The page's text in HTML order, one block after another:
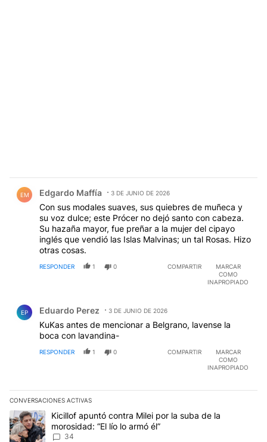
EM Edgardo Maffía 3 DE JUNIO DE 2026
Con sus modales suaves, sus quiebres de muñeca y
su voz dulce; este Prócer no dejó santo con cabeza.
Su hazaña mayor, fue preñar a la mujer del cipayo
inglés que vendió las Islas Malvinas; un tal Rosas. Hizo
otras cosas.
RESPONDER 1 0 COMPARTIR
MARCAR
COMO
INAPROPIADO
EP Eduardo Perez 3 DE JUNIO DE 2026
KuKas antes de mencionar a Belgrano, lavense la
boca con lavandina-
RESPONDER 1 0 COMPARTIR
MARCAR
COMO
INAPROPIADO
CONVERSACIONES ACTIVAS
Este listado muestra los artículos con más comentarios en los
Un artículo de tendencia con el título "Kicillof apuntó contra Milei
Kicillof apuntó contra Milei por la suba de la
morosidad: “El lío lo armó él”
34